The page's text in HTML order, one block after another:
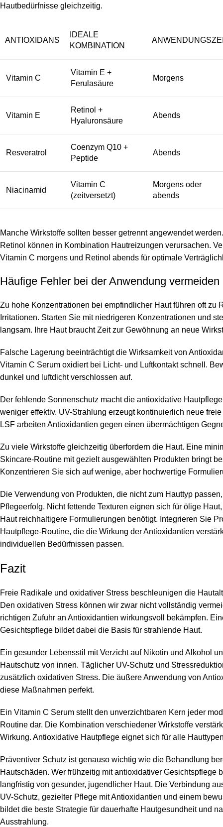
Hautbedürfnisse gleichzeitig.
ANTIOXIDANS
IDEALE
KOMBINATION
Vitamin C
Vitamin E +
Ferulasäure
Morgens
Vitamin E
Retinol +
Hyaluronsäure
Abends
Resveratrol
Coenzym Q10 +
Peptide
Abends
Niacinamid
Vitamin C
(zeitversetzt)
Morgens oder
abends
Manche Wirkstoffe sollten besser getrennt angewendet
Retinol können in Kombination Hautreizungen verursachen.
Vitamin C morgens und Retinol abends für optimale
Häufige Fehler bei der Anwendung vermeiden
Zu hohe Konzentrationen bei empfindlicher Haut führen oft zu
Irritationen. Starten Sie mit niedrigeren Konzentrationen und
langsam. Ihre Haut braucht Zeit zur Gewöhnung an neue
Falsche Lagerung beeinträchtigt die Wirksamkeit von
Vitamin C Serum oxidiert bei Licht- und Luftkontakt schnell.
dunkel und luftdicht verschlossen auf.
Der fehlende Sonnenschutz macht die antioxidative
weniger effektiv. UV-Strahlung erzeugt kontinuierlich neue
LSF arbeiten Antioxidantien gegen einen übermächtigen
Zu viele Wirkstoffe gleichzeitig überfordern die Haut. Eine
Skincare-Routine mit gezielt ausgewählten Produkten bringt
Konzentrieren Sie sich auf wenige, aber hochwertige
Die Verwendung von Produkten, die nicht zum Hauttyp
Pflegeerfolg. Nicht fettende Texturen eignen sich für ölige
Haut reichhaltigere Formulierungen benötigt. Integrieren Sie
Hautpflege-Routine, die die Wirkung der Antioxidantien
individuellen Bedürfnissen passen.
Fazit
Freie Radikale und oxidativer Stress beschleunigen die
Den oxidativen Stress können wir zwar nicht vollständig
richtigen Zufuhr an Antioxidantien wirkungsvoll bekämpfen.
Gesichtspflege bildet dabei die Basis für strahlende Haut.
Ein gesunder Lebensstil mit Verzicht auf Nikotin und Alkohol
Hautschutz von innen. Täglicher UV-Schutz und
zusätzlich oxidativen Stress. Die äußere Anwendung von
diese Maßnahmen perfekt.
Ein Vitamin C Serum stellt den unverzichtbaren Kern jeder
Routine dar. Die Kombination verschiedener Wirkstoffe
Wirkung. Antioxidative Hautpflege eignet sich für alle
Präventiver Schutz ist genauso wichtig wie die Behandlung
Hautschäden. Wer frühzeitig mit antioxidativer Gesichtspflege
langfristig von gesunder, jugendlicher Haut. Die Verbindung
UV-Schutz, gezielter Pflege mit Antioxidantien und einem
bildet die beste Strategie für dauerhafte Hautgesundheit und
Ausstrahlung.